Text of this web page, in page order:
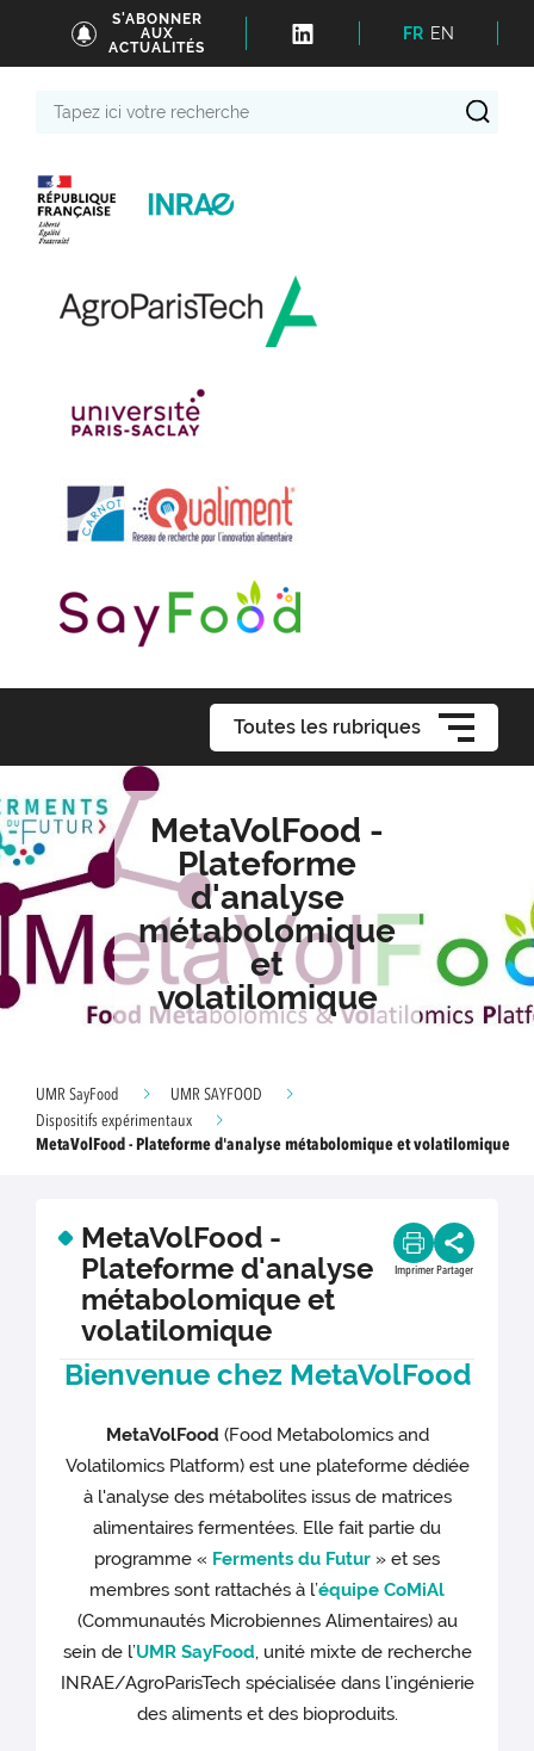
S'ABONNER
AUX
ACTUALITÉS
FR EN
Toutes les rubriques
MetaVolFood -
Plateforme
d'analyse
métabolomique
et
volatilomique
UMR SayFood
UMR SAYFOOD
Dispositifs expérimentaux
MetaVolFood - Plateforme d'analyse métabolomique et volatilomique
MetaVolFood -
Plateforme d'analyse
métabolomique et
volatilomique
Imprimer Partager
Bienvenue chez MetaVolFood
MetaVolFood (Food Metabolomics and
Volatilomics Platform) est une plateforme dédiée
à l'analyse des métabolites issus de matrices
alimentaires fermentées. Elle fait partie du
programme « Ferments du Futur » et ses
membres sont rattachés à l’équipe CoMiAl
(Communautés Microbiennes Alimentaires) au
sein de l’UMR SayFood, unité mixte de recherche
INRAE/AgroParisTech spécialisée dans l’ingénierie
des aliments et des bioproduits.